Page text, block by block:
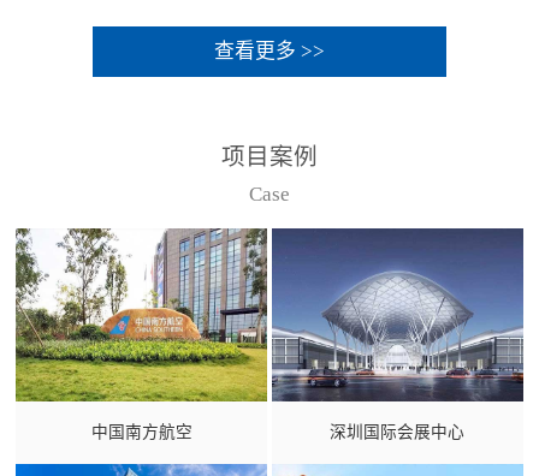
查看更多 >>
项目案例
Case
中国南方航空 深圳国际会展中心